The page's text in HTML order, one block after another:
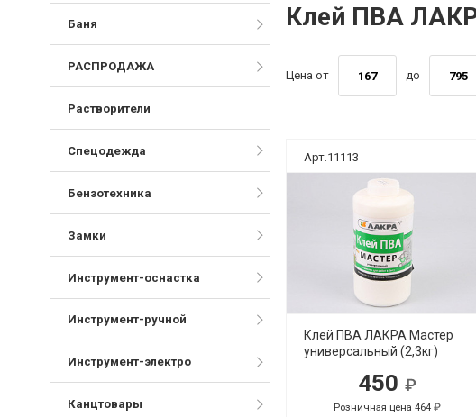
Клей ПВА
Цена от до
Арт.11113
Клей ПВА ЛАКРА Мастер
универсальный (2,3кг)
450
Розничная цена 464
руб. руб.
руб.
Баня
РАСПРОДАЖА
Растворители
Спецодежда
Бензотехника
Замки
Инструмент-оснастка
Инструмент-ручной
Инструмент-электро
Канцтовары